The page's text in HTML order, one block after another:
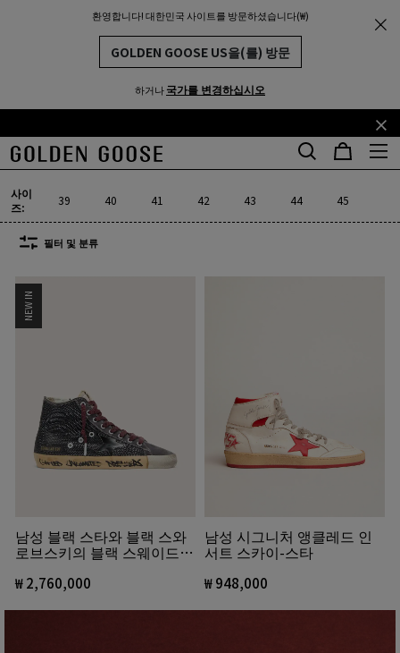
환영합니다! 대한민국 사이트를 방문하셨습니다(₩)
GOLDEN GOOSE US을(를) 방문
하거나국가를 변경하십시오
기
본
콘
텐
츠
로
너
뛰
기
꼬
리
말
콘
텐
츠
건
너
뛰
스니커즈 하이탑 스니커즈
남성 하이탑 스니커즈
션
리미티드 에디션
리미티드 에디션
하이탑 스니커즈
하이탑 스니커즈
러닝 스니커즈
러닝 스니커즈
전부 보기
사이
즈:
39 40 41 42 43 44 45
필터 및 분류
NEW IN
남성 블랙 스타와 블랙 스와
로브스키의 블랙 스웨이드
₩ 2,760,000
남성 시그니처 앵클레드 인
서트 스카이-스타
₩ 948,000